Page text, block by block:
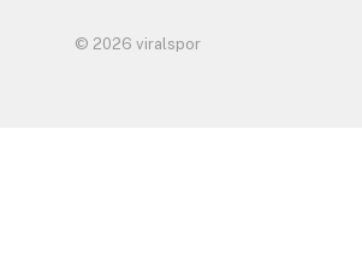
© 2026 viralspor